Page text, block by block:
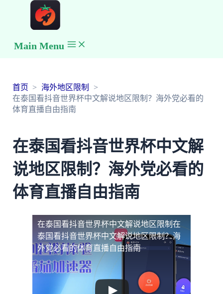
Main Menu
首页
海外地区限制
在泰国看抖音世界杯中文解说地区限制？海外党必看的
体育直播自由指南
在泰国看抖音世界杯中文解
说地区限制？海外党必看的
体育直播自由指南
在泰国看抖音世界杯中文解说地区限制 在
泰国看抖音世界杯中文解说地区限制？海
外党必看的体育直播自由指南